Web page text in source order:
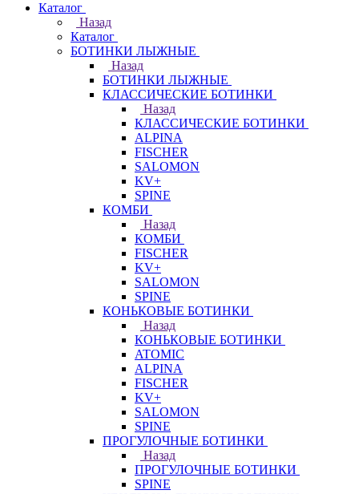
Каталог
Назад
Каталог
БОТИНКИ ЛЫЖНЫЕ
Назад
БОТИНКИ ЛЫЖНЫЕ
КЛАССИЧЕСКИЕ БОТИНКИ
Назад
КЛАССИЧЕСКИЕ БОТИНКИ
ALPINA
FISCHER
SALOMON
KV+
SPINE
КОМБИ
Назад
КОМБИ
FISCHER
KV+
SALOMON
SPINE
КОНЬКОВЫЕ БОТИНКИ
Назад
КОНЬКОВЫЕ БОТИНКИ
ATOMIC
ALPINA
FISCHER
KV+
SALOMON
SPINE
ПРОГУЛОЧНЫЕ БОТИНКИ
Назад
ПРОГУЛОЧНЫЕ БОТИНКИ
SPINE